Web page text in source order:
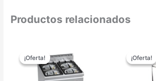
Productos relacionados
¡Oferta!
¡Oferta!
precio
original
era:
3.107,00 €.
¡Oferta!
¡Oferta!